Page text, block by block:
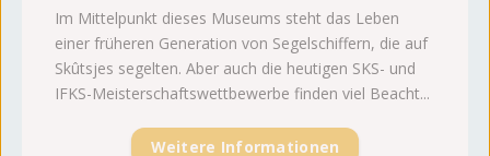
Im Mittelpunkt dieses Museums steht das Leben
einer früheren Generation von Segelschiffern, die auf
Skûtsjes segelten. Aber auch die heutigen SKS- und
IFKS-Meisterschaftswettbewerbe finden viel Beacht...
Weitere Informationen